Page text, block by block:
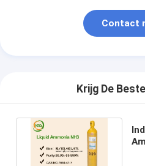
Contact
Krijg De